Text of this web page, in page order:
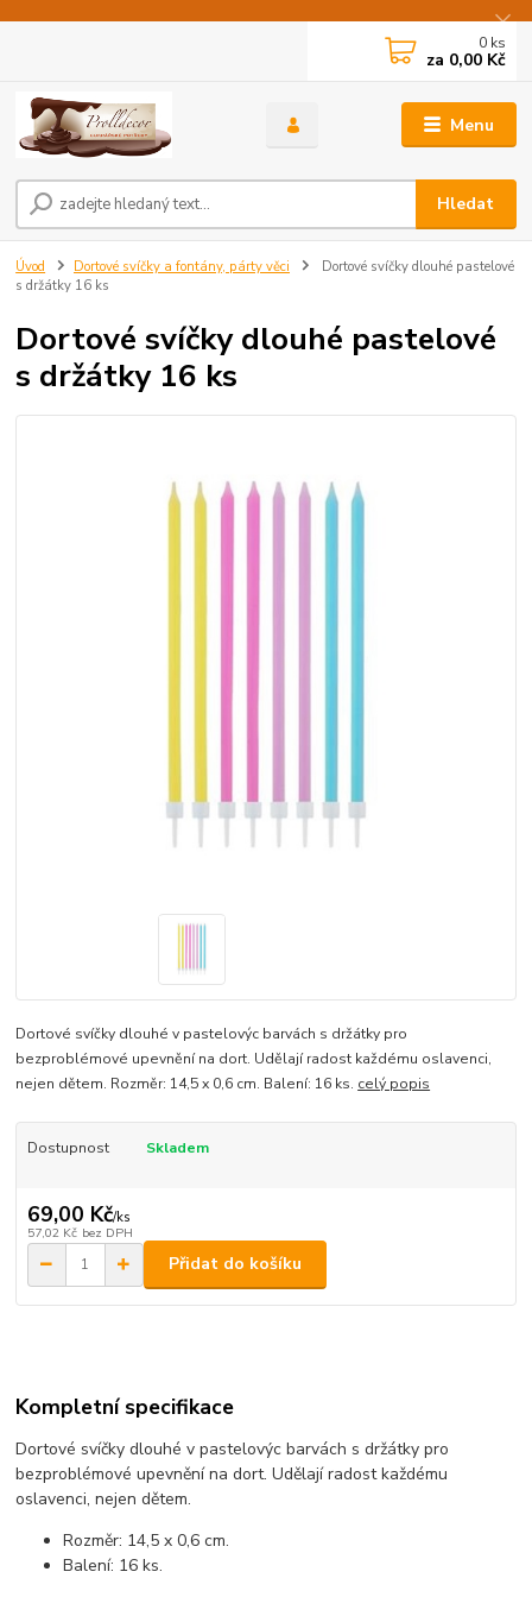
Menu
Hledat
0 ks
za 0,00 Kč
Úvod Dortové svíčky a fontány, párty věci
Dortové svíčky dlouhé pastelové
s držátky 16 ks
Dortové svíčky dlouhé pastelové
s držátky 16 ks
Dortové svíčky dlouhé v pastelovýc barvách s držátky pro
bezproblémové upevnění na dort. Udělají radost každému oslavenci,
nejen dětem. Rozměr: 14,5 x 0,6 cm. Balení: 16 ks. celý popis
Dostupnost Skladem
69,00 Kč/ks
57,02 Kč bez DPH
Přidat do košíku
Kompletní specifikace
Dortové svíčky dlouhé v pastelovýc barvách s držátky pro
bezproblémové upevnění na dort. Udělají radost každému
oslavenci, nejen dětem.
Rozměr: 14,5 x 0,6 cm.
Balení: 16 ks.